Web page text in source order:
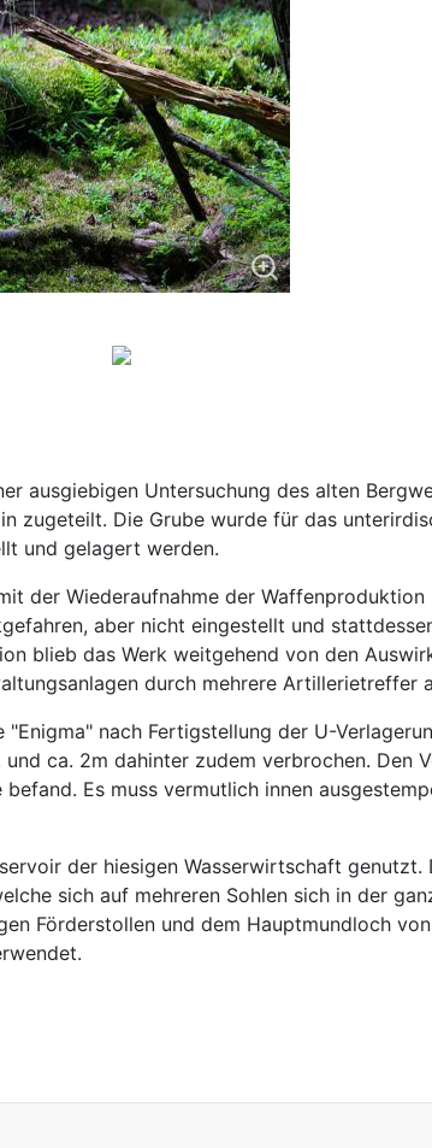
ausgiebigen Untersuchung des alten
zugeteilt. Die Grube wurde für das
und gelagert werden.
der Wiederaufnahme der
aber nicht eingestellt und
blieb das Werk weitgehend von den
durch mehrere Artillerietreffer
nach Fertigstellung der U-
ca. 2m dahinter zudem verbrochen. Den
Es muss vermutlich innen
der hiesigen Wasserwirtschaft
sich auf mehreren Sohlen sich in der
Förderstollen und dem Hauptmundloch